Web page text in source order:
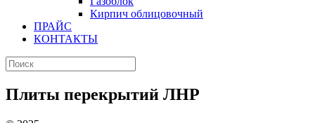
Кирпич облицовочный
ПРАЙС
КОНТАКТЫ
Плиты перекрытий ЛНР